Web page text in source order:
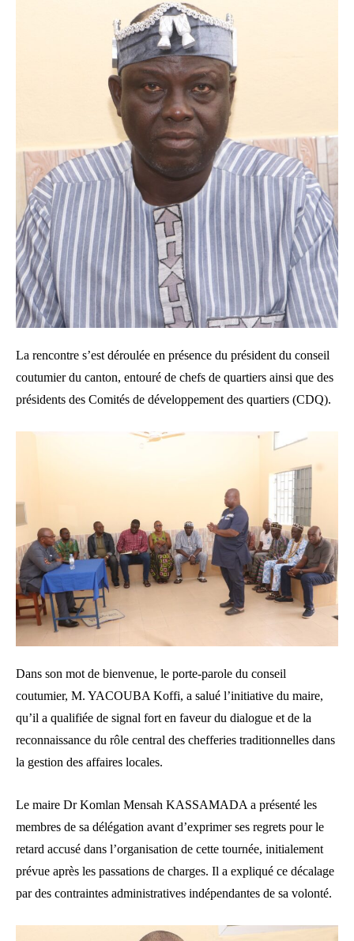
La rencontre s’est déroulée en présence du président du conseil
coutumier du canton, entouré de chefs de quartiers ainsi que des
présidents des Comités de développement des quartiers (CDQ).
Dans son mot de bienvenue, le porte-parole du conseil
coutumier, M. YACOUBA Koffi, a salué l’initiative du maire,
qu’il a qualifiée de signal fort en faveur du dialogue et de la
reconnaissance du rôle central des chefferies traditionnelles dans
la gestion des affaires locales.
Le maire Dr Komlan Mensah KASSAMADA a présenté les
membres de sa délégation avant d’exprimer ses regrets pour le
retard accusé dans l’organisation de cette tournée, initialement
prévue après les passations de charges. Il a expliqué ce décalage
par des contraintes administratives indépendantes de sa volonté.